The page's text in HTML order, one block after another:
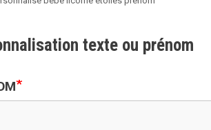
texte ou prénom
*